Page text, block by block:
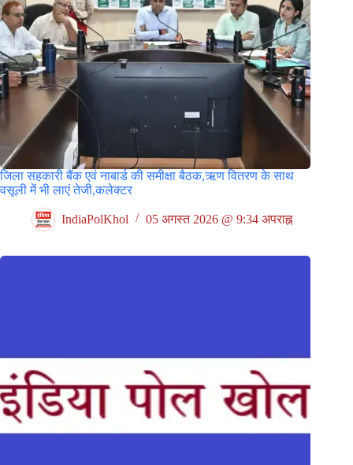
जिला सहकारी बैंक एवं नाबार्ड की समीक्षा बैठक,ऋण वितरण के साथ
वसूली में भी लाएं तेजी,कलेक्टर
IndiaPolKhol 05 अगस्त 2026 @ 9:34 अपराह्न